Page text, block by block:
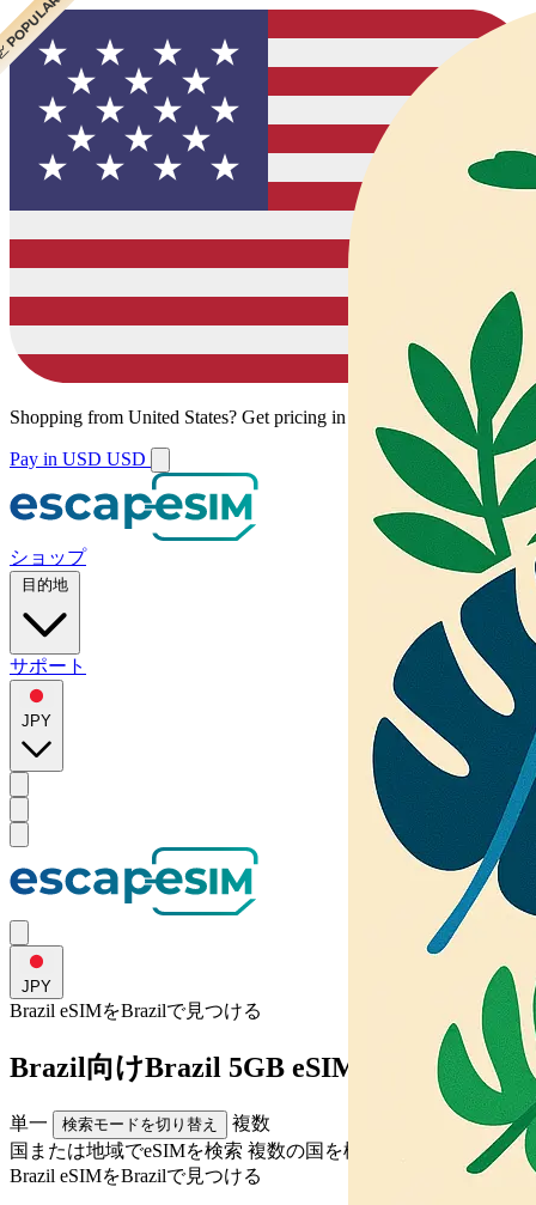
Shopping from United States? Get pricing in your local currency.
Pay in USD USD
ショップ
目的地
サポート
JPY
JPY
Brazil eSIMをBrazilで見つける
Brazil向けBrazil 5GB eSIM
単一 検索モードを切り替え
複数
国または地域でeSIMを検索 複数の国を検索
Brazil eSIMをBrazilで見つける